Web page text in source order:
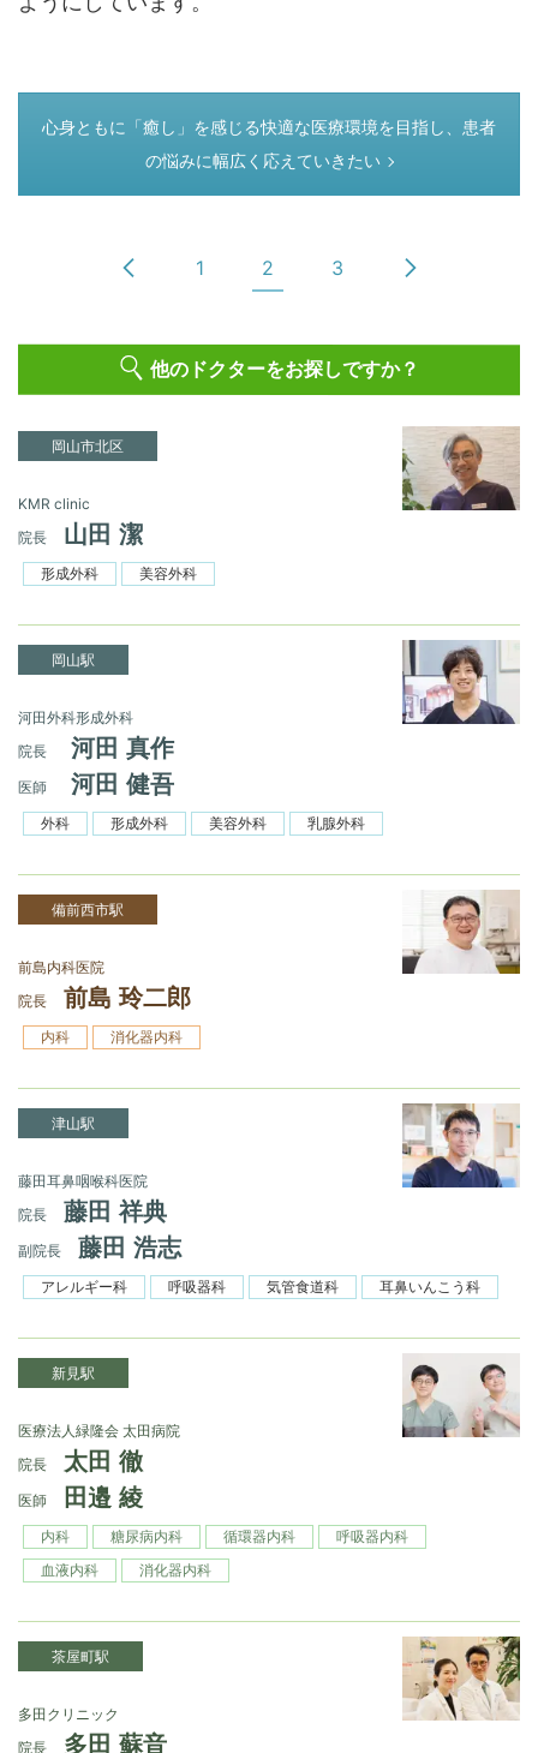
つぎのページ
心身ともに「癒し」を感じる快適な医療環境を目指し、患者
の悩みに幅広く応えていきたい
1 2 3
他のドクターをお探しですか？
岡山市北区
KMR clinic
院長
山田 潔
形成外科 美容外科
岡山駅
河田外科形成外科
院長
河田 真作
医師 河田 健吾
外科 形成外科 美容外科 乳腺外科
備前西市駅
前島内科医院
院長
前島 玲二郎
内科 消化器内科
津山駅
藤田耳鼻咽喉科医院
院長
藤田 祥典
副院長 藤田 浩志
アレルギー科 呼吸器科 気管食道科 耳鼻いんこう科
新見駅
医療法人緑隆会 太田病院
院長
太田 徹
医師 田邉 綾
内科 糖尿病内科 循環器内科
呼吸器内科
血液内科
消化器内科
茶屋町駅
多田クリニック
院長
多田 蘇音